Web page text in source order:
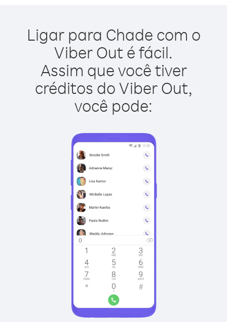
Ligar para Chade com o
Viber Out é fácil.
Assim que você tiver
créditos do Viber Out,
você pode: